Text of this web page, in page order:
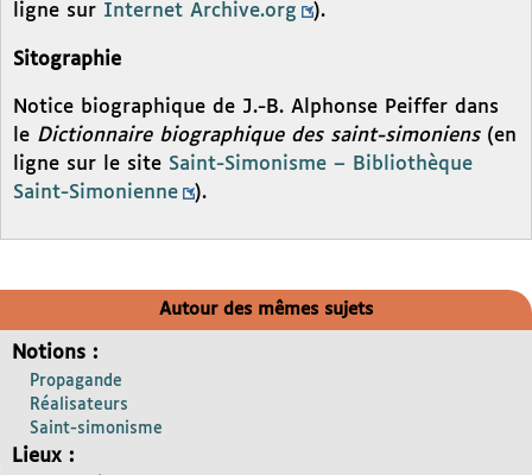
ligne sur Internet Archive.org ).
Sitographie
Notice biographique de J.-B. Alphonse Peiffer dans
le Dictionnaire biographique des saint-simoniens(en
ligne sur le site Saint-Simonisme – Bibliothèque
Saint-Simonienne
).
Autour des mêmes sujets
Notions :
Propagande
Réalisateurs
Saint-simonisme
Lieux :